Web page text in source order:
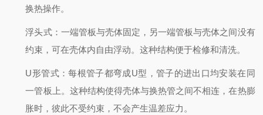
换热操作。
浮头式：一端管板与壳体固定，另一端管板与壳体之间没有
约束，可在壳体内自由浮动。这种结构便于检修和清洗。
U形管式：每根管子都弯成U型，管子的进出口均安装在同
一管板上。这种结构使得壳体与换热管之间不相连，在热膨
胀时，彼此不受约束，不会产生温差应力。